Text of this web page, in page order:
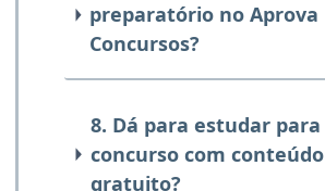
preparatório no Aprova
Concursos?
8. Dá para estudar para
concurso com conteúdo
gratuito?